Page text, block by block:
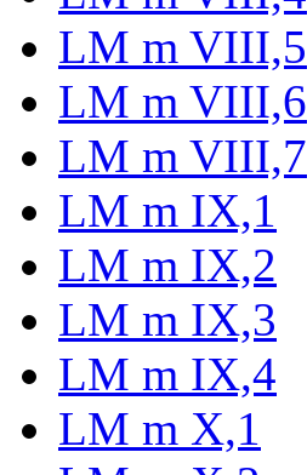
LM m VIII,5
LM m VIII,6
LM m VIII,7
LM m IX,1
LM m IX,2
LM m IX,3
LM m IX,4
LM m X,1